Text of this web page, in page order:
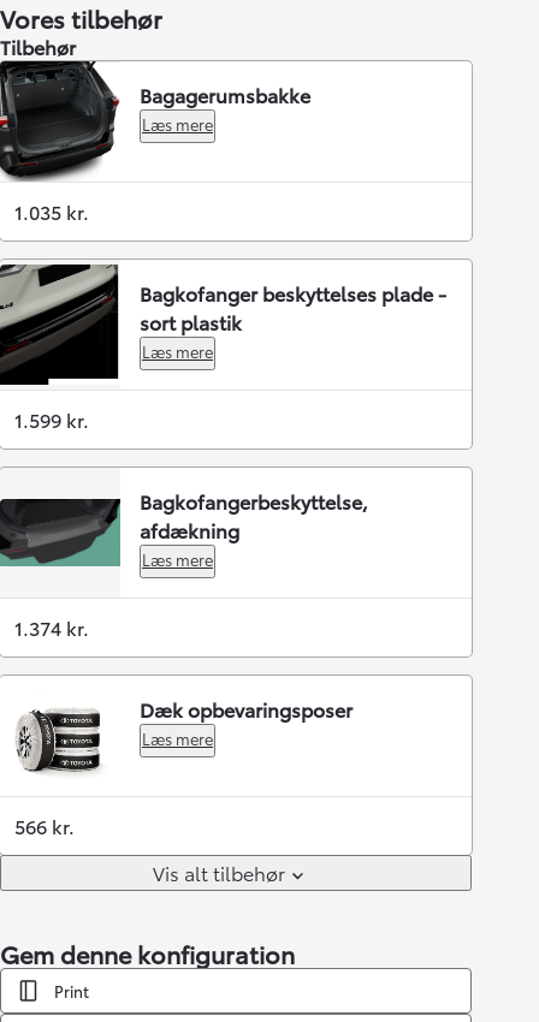
Vores tilbehør
Tilbehør
Bagagerumsbakke
Læs mere
1.035 kr.
Bagkofanger beskyttelses plade -
sort plastik
Læs mere
1.599 kr.
Bagkofangerbeskyttelse,
afdækning
Læs mere
1.374 kr.
Dæk opbevaringsposer
Læs mere
566 kr.
Vis alt tilbehør
Gem denne konfiguration
Print